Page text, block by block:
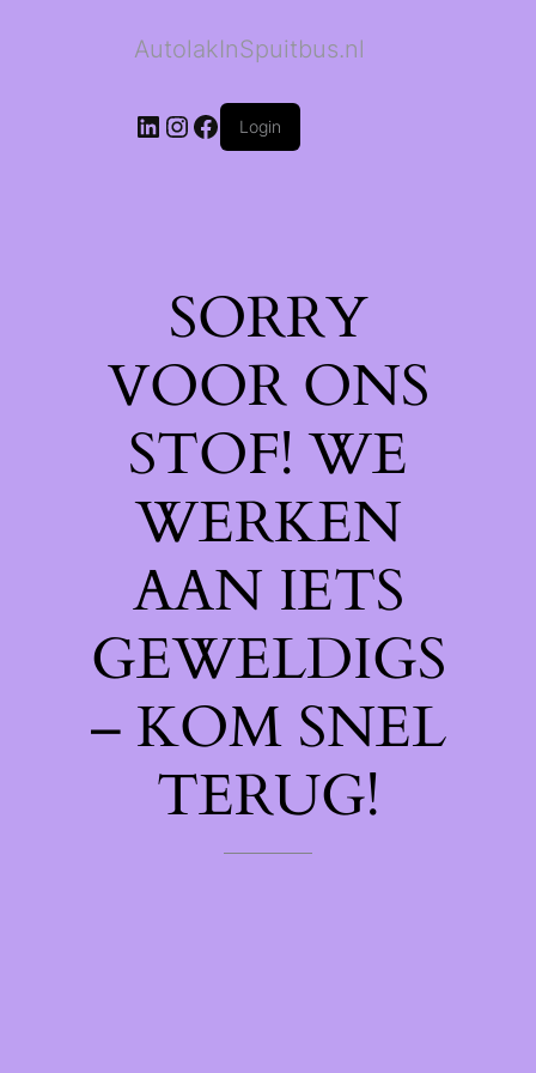
AutolakInSpuitbus.nl
LinkedIn
Instagram
Facebook
Login
SORRY
VOOR ONS
STOF! WE
WERKEN
AAN IETS
GEWELDIGS
– KOM SNEL
TERUG!